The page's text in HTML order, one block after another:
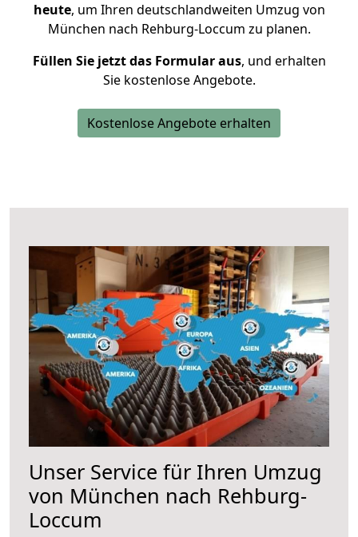
heute, um Ihren deutschlandweiten Umzug von
München nach Rehburg-Loccum zu planen.
Füllen Sie jetzt das Formular aus, und erhalten
Sie kostenlose Angebote.
Kostenlose Angebote erhalten
Unser Service für Ihren Umzug
von München nach Rehburg-
Loccum